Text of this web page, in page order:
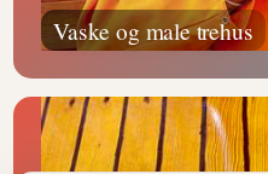
Vaske og male trehus